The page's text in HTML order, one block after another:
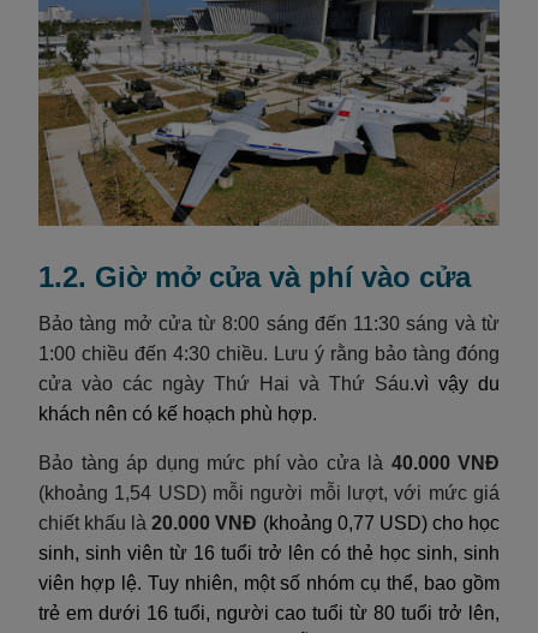
1.2. Giờ mở cửa và phí vào cửa
Bảo tàng mở cửa từ 8:00 sáng đến 11:30 sáng và từ
1:00 chiều đến 4:30 chiều. Lưu ý rằng bảo tàng đóng
cửa vào các ngày Thứ Hai và Thứ Sáu.vì vậy du
khách nên có kế hoạch phù hợp.
Bảo tàng áp dụng mức phí vào cửa là 40.000 VNĐ
(khoảng 1,54 USD) mỗi người mỗi lượt, với mức giá
chiết khấu là20.000 VNĐ (khoảng 0,77 USD) cho học
sinh, sinh viên từ 16 tuổi trở lên có thẻ học sinh, sinh
viên hợp lệ. Tuy nhiên, một số nhóm cụ thể, bao gồm
trẻ em dưới 16 tuổi, người cao tuổi từ 80 tuổi trở lên,